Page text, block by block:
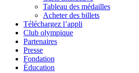
Tableau des médailles
Acheter des billets
Téléchargez l’appli
Club olympique
Partenaires
Presse
Fondation
Éducation